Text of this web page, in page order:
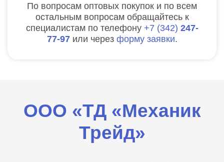
По вопросам оптовых покупок и по всем
остальным вопросам обращайтесь к
специалистам по телефону
7 342 247-
77-97 или через форму заявки.
ООО «ТД «Механик
Трейд»